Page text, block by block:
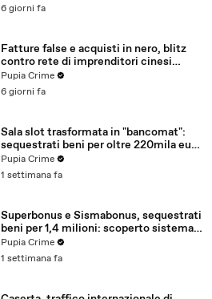
6 giorni fa
Fatture false e acquisti in nero, blitz
contro rete di imprenditori cinesi
sequestri per 8,5 milioni (29.07.26)
Pupia Crime
6 giorni fa
Sala slot trasformata in "bancomat":
sequestrati beni per oltre 220mila euro
a due coniugi (29.07.26)
Pupia Crime
1 settimana fa
Superbonus e Sismabonus, sequestrati
beni per 1,4 milioni: scoperto sistema
con false abitazioni (29.07.26)
Pupia Crime
1 settimana fa